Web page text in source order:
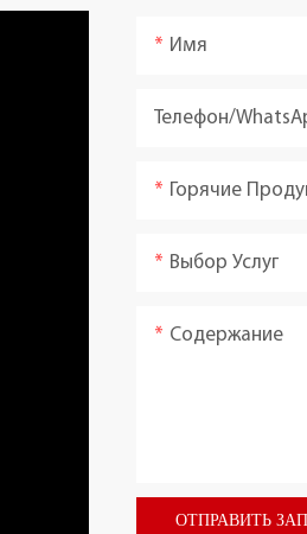
Имя
Телефон/
Горячие
Выбор Услуг
Содержание
ОТПРАВИТЬ